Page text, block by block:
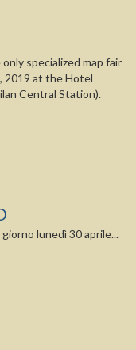
specialized map fair
2019 at the Hotel
Central Station).
lunedì 30 aprile...